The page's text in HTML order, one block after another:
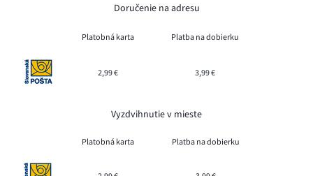
Doručenie na adresu
Platobná karta Platba na dobierku
2,99 € 3,99 €
Vyzdvihnutie v mieste
Platobná karta Platba na dobierku